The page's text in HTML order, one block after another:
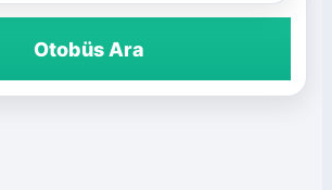
Otobüs Ara